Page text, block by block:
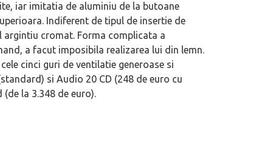
iar imitatia de aluminiu de la butoane
Indiferent de tipul de insertie de
argintiu cromat. Forma complicata a
a facut imposibila realizarea lui din lemn.
cinci guri de ventilatie generoase si
si Audio 20 CD (248 de euro cu
la 3.348 de euro).
în România. Primele modele
și AION UT
Acord de maximă importanță
Ford vizând uzina din Valencia,